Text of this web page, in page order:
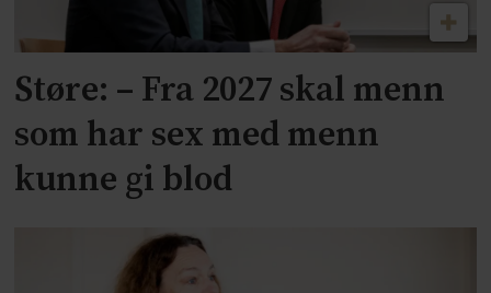
Støre: – Fra 2027 skal menn
som har sex med menn
kunne gi blod